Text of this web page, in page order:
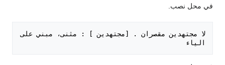
في محل نصب.
لا مجتهدين مقصران . [مجتهدين ] : مثنى، مبني على
الياء